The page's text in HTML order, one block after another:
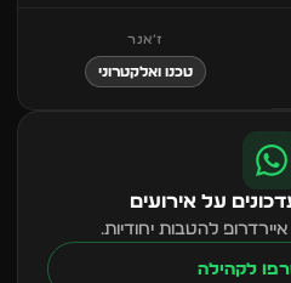
ז׳אנר
טכנו ואלקטרוני
על אירועים
להטבות יחודיות.
לקהילה